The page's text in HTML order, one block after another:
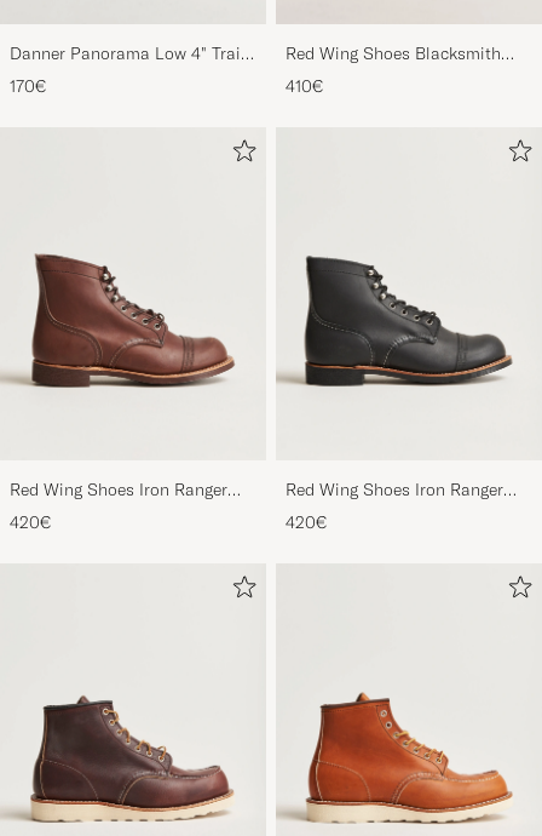
Danner Panorama Low 4" Trail
Boot Black/Olive
170€
Red Wing Shoes Blacksmith
Boot Copper Rough/Though
Leather
410€
Red Wing Shoes Iron Ranger
Boot Amber Harness
420€
Red Wing Shoes Iron Ranger
Boot Black Harness
420€